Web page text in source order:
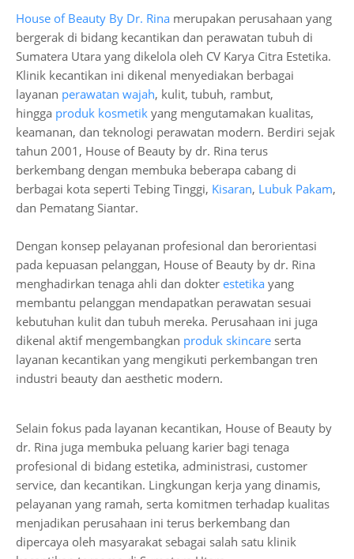
House of Beauty By Dr. Rina merupakan perusahaan yang
bergerak di bidang kecantikan dan perawatan tubuh di
Sumatera Utara yang dikelola oleh CV Karya Citra Estetika.
Klinik kecantikan ini dikenal menyediakan berbagai
layanan perawatan wajah, kulit, tubuh, rambut,
hingga produk kosmetik yang mengutamakan kualitas,
keamanan, dan teknologi perawatan modern. Berdiri sejak
tahun 2001, House of Beauty by dr. Rina terus
berkembang dengan membuka beberapa cabang di
berbagai kota seperti Tebing Tinggi, Kisaran, Lubuk Pakam,
dan Pematang Siantar.
Dengan konsep pelayanan profesional dan berorientasi
pada kepuasan pelanggan, House of Beauty by dr. Rina
menghadirkan tenaga ahli dan dokter estetika yang
membantu pelanggan mendapatkan perawatan sesuai
kebutuhan kulit dan tubuh mereka. Perusahaan ini juga
dikenal aktif mengembangkan produk skincare serta
layanan kecantikan yang mengikuti perkembangan tren
industri beauty dan aesthetic modern.
Selain fokus pada layanan kecantikan, House of Beauty by
dr. Rina juga membuka peluang karier bagi tenaga
profesional di bidang estetika, administrasi, customer
service, dan kecantikan. Lingkungan kerja yang dinamis,
pelayanan yang ramah, serta komitmen terhadap kualitas
menjadikan perusahaan ini terus berkembang dan
dipercaya oleh masyarakat sebagai salah satu klinik